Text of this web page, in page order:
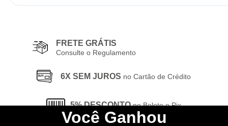
FRETE GRÁTIS
Consulte o Regulamento
6X SEM JUROS no Cartão de Crédito
5% DESCONTO no Boleto e Pix
Você Ganhou